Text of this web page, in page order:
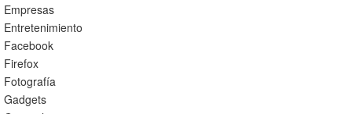
Empresas
Entretenimiento
Facebook
Firefox
Fotografía
Gadgets